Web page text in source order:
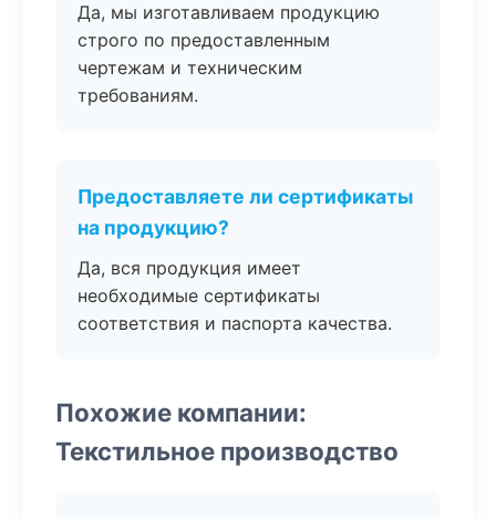
Да, мы изготавливаем продукцию
строго по предоставленным
чертежам и техническим
требованиям.
Предоставляете ли сертификаты
на продукцию?
Да, вся продукция имеет
необходимые сертификаты
соответствия и паспорта качества.
Похожие компании:
Текстильное производство